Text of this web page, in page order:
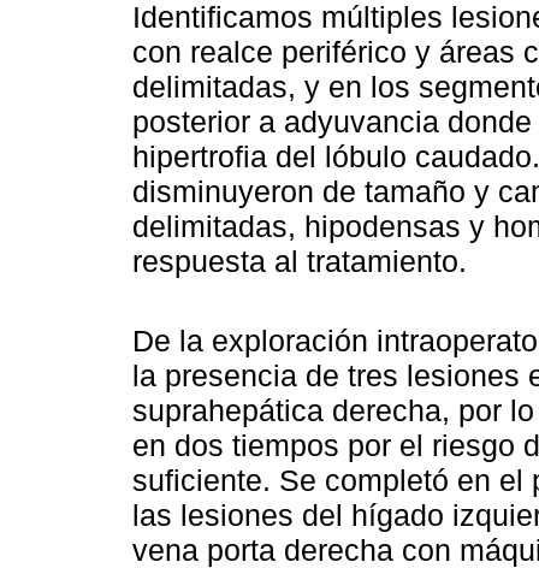
Identificamos múltiples
con realce periférico y áreas
delimitadas, y en los
posterior a adyuvancia
hipertrofia del lóbulo
disminuyeron de tamaño y
delimitadas, hipodensas y
respuesta al tratamiento.
De la exploración
la presencia de tres lesiones
suprahepática derecha, por
en dos tiempos por el riesgo
suficiente. Se completó en el
las lesiones del hígado
vena porta derecha con